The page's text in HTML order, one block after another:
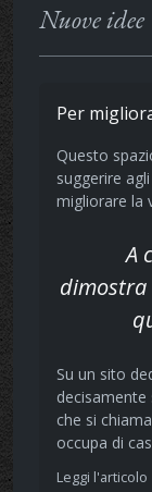
Nuove idee
Per
Questo
suggerire
migliorare la
A
Su un sito
che si
occupa di
Leggi l'articolo